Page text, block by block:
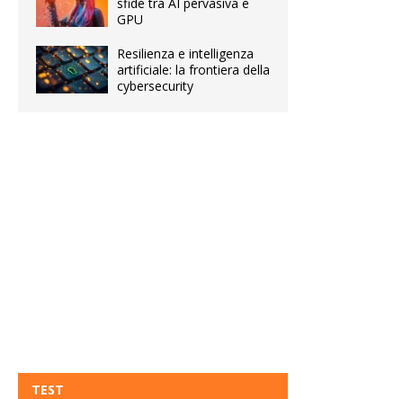
GPU
Resilienza e intelligenza
artificiale: la frontiera della
cybersecurity
TEST